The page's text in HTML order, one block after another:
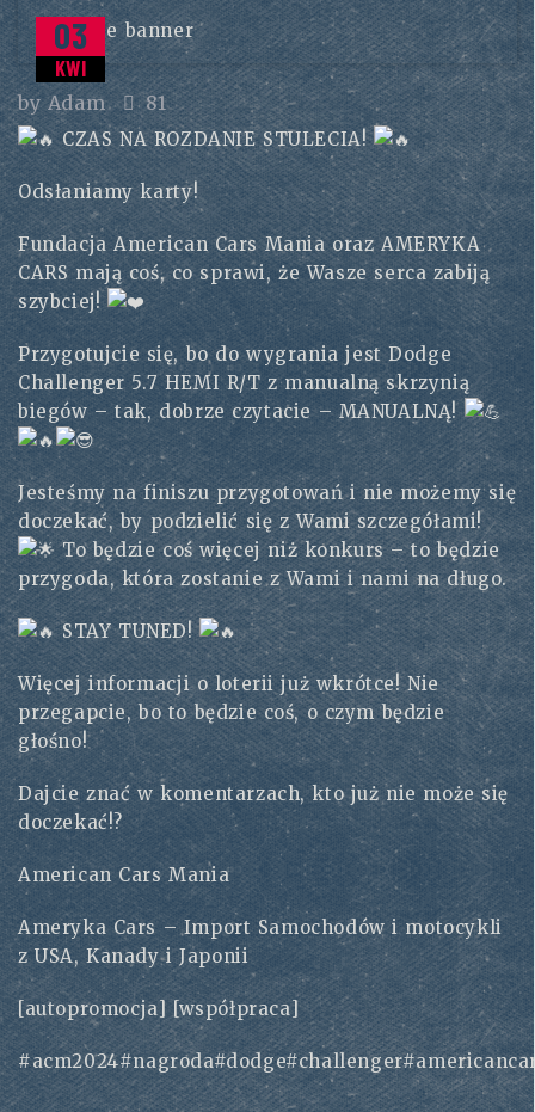
03
KWI
byAdam 81
CZAS NA ROZDANIE STULECIA!
Odsłaniamy karty!
Fundacja American Cars Mania oraz AMERYKA
CARS mają coś, co sprawi, że Wasze serca zabiją
szybciej!
Przygotujcie się, bo do wygrania jest Dodge
Challenger 5.7 HEMI R/T z manualną skrzynią
biegów – tak, dobrze czytacie – MANUALNĄ!
Jesteśmy na finiszu przygotowań i nie możemy się
doczekać, by podzielić się z Wami szczegółami!
To będzie coś więcej niż konkurs – to będzie
przygoda, która zostanie z Wami i nami na długo.
STAY TUNED!
Więcej informacji o loterii już wkrótce! Nie
przegapcie, bo to będzie coś, o czym będzie
głośno!
Dajcie znać w komentarzach, kto już nie może się
doczekać!?
American Cars Mania
Ameryka Cars – Import Samochodów i motocykli
z USA, Kanady i Japonii
[autopromocja] [współpraca]
#acm2024#nagroda#dodge#challenger